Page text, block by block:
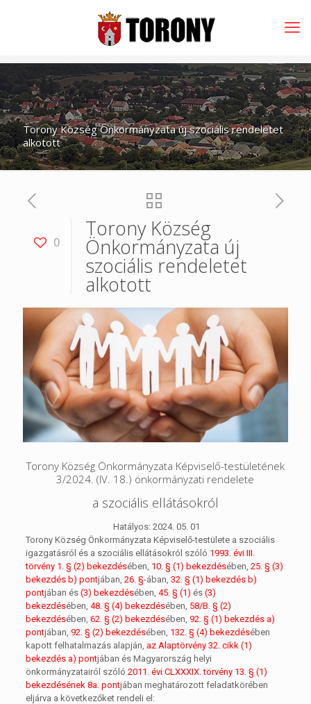
Torony Község Önkormányzata új szociális rendeletet
alkotott
0
Torony Község
Önkormányzata új
szociális rendeletet
alkotott
Torony Község Önkormányzata Képviselő-testületének
3/2024. (IV. 18.) önkormányzati rendelete
a szociális ellátásokról
Hatályos: 2024. 05. 01
Torony Község Önkormányzata Képviselő-testülete a szociális
igazgatásról és a szociális ellátásokról szóló 1993. évi III.
törvény 1. § (2) bekezdésében, 10. § (1) bekezdésében, 25. § (3)
bekezdés b) pontjában, 26. §-ában, 32. § (1) bekezdés b)
pontjában és (3) bekezdésében, 45. § (1) és (3)
bekezdésében, 48. § (4) bekezdésében, 58/B. § (2)
bekezdésében, 62. § (2) bekezdésében, 92. § (1) bekezdés a)
pontjában, 92. § (2) bekezdésében, 132. § (4) bekezdésében
kapott felhatalmazás alapján, az Alaptörvény 32. cikk (1)
bekezdés a) pontjában és Magyarország helyi
önkormányzatairól szóló 2011. évi CLXXXIX. törvény 13. § (1)
bekezdésének 8a. pontjában meghatározott feladatkörében
eljárva a következőket rendeli el: